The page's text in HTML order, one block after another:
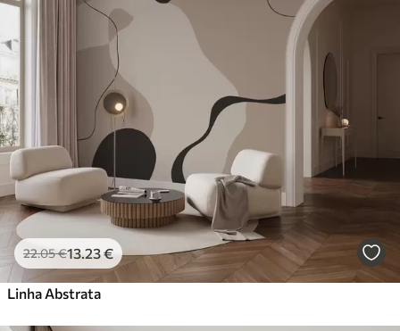
22.05€13.23€
Linha Abstrata